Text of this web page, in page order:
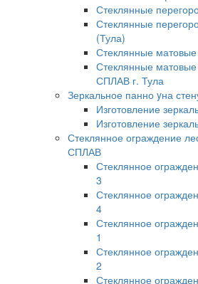
Стеклянные
Стеклянные
(Тула)
Стеклянные
Стеклянные
СПЛАВ г. Тула
Зеркальное панно yна
Изготовление
Изготовление
Стеклянное ограждение
СПЛАВ
Стеклянное
3
Стеклянное
4
Стеклянное
1
Стеклянное
2
Стеклянное